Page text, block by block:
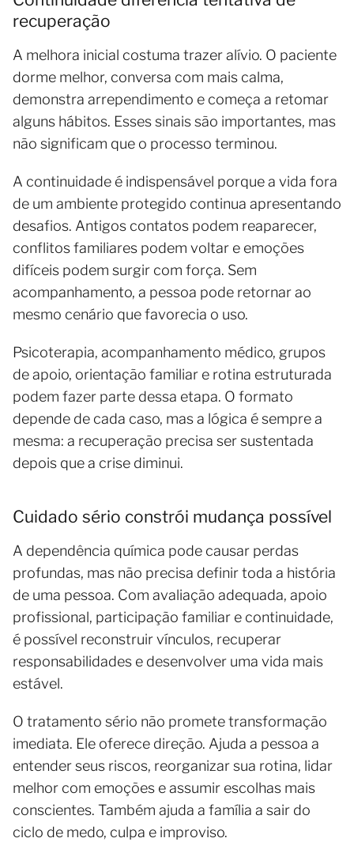
recuperação
A melhora inicial costuma trazer alívio. O paciente
dorme melhor, conversa com mais calma,
demonstra arrependimento e começa a retomar
alguns hábitos. Esses sinais são importantes, mas
não significam que o processo terminou.
A continuidade é indispensável porque a vida fora
de um ambiente protegido continua apresentando
desafios. Antigos contatos podem reaparecer,
conflitos familiares podem voltar e emoções
difíceis podem surgir com força. Sem
acompanhamento, a pessoa pode retornar ao
mesmo cenário que favorecia o uso.
Psicoterapia, acompanhamento médico, grupos
de apoio, orientação familiar e rotina estruturada
podem fazer parte dessa etapa. O formato
depende de cada caso, mas a lógica é sempre a
mesma: a recuperação precisa ser sustentada
depois que a crise diminui.
Cuidado sério constrói mudança possível
A dependência química pode causar perdas
profundas, mas não precisa definir toda a história
de uma pessoa. Com avaliação adequada, apoio
profissional, participação familiar e continuidade,
é possível reconstruir vínculos, recuperar
responsabilidades e desenvolver uma vida mais
estável.
O tratamento sério não promete transformação
imediata. Ele oferece direção. Ajuda a pessoa a
entender seus riscos, reorganizar sua rotina, lidar
melhor com emoções e assumir escolhas mais
conscientes. Também ajuda a família a sair do
ciclo de medo, culpa e improviso.